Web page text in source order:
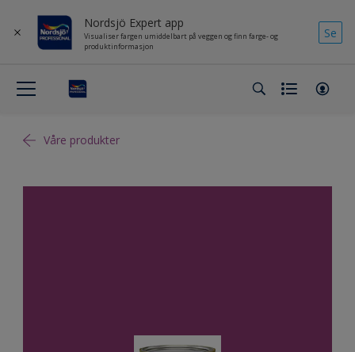
Nordsjö Expert app
Visualiser fargen umiddelbart på veggen og finn farge- og
produktinformasjon
Se
Våre produkter